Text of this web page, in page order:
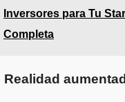
Inversores para Tu
Completa
Realidad